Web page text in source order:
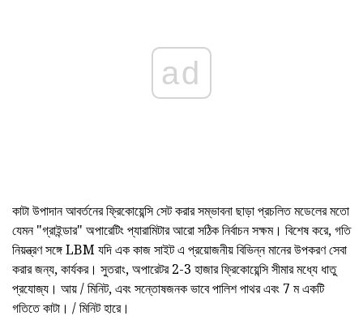
ad
কাটা উপাদান আবর্তনের ফ্রিকোয়েন্সি সেট করার সম্ভাবনা ছাড়া প্রচলিত মডেলের মতো
যেমন "গ্রাইন্ডার" অপারেটিং প্যারামিটার আরো সঠিক নির্বাচন সক্ষম। বিশেষ করে, গতি
নিয়ন্ত্রণ সঙ্গে LBM যদি এক কাজ সাইট এ প্রয়োজনীয় বিভিন্ন মানের উপকরণ সেবা
করার জন্য, কার্যকর। সুতরাং, অপারেটর 2-3 হাজার ফ্রিকোয়েন্সি সীমার মধ্যে ধাতু
প্রযোজ্য। আয় / মিনিট, এবং সন্তোষজনক ভাবে পালিশ পাথর এবং 7 ম একটি
গতিতে কাটা। / মিনিট হারে।